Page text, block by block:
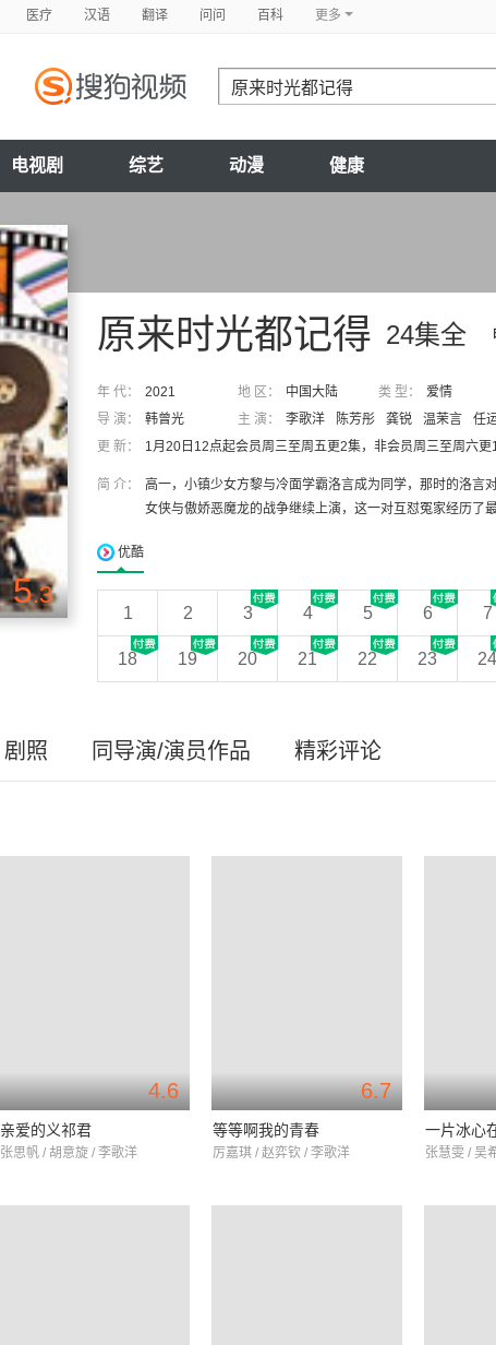
医疗 汉语 翻译 问问 百科 更多
电视剧 综艺 动漫 健康
5.3
24集全
原来时光都记得
年 代： 2021 地 区： 中国大陆 类 型：
爱情
导 演：
韩曾光 主 演： 李歌洋 陈芳彤 龚锐 温茉言
任
更 新：
1月20日12点起会员周三至周五更2集，非会员周三至周六
简 介：
高一，小镇少女方黎与冷面学霸洛言成为同学，那时的洛
女侠与傲娇恶魔龙的战争继续上演，这一对互怼冤家经历了
优酷
1 2 3 4 5 6 7
18 19 20 21 22 23 24
剧照 同导演/演员作品 精彩评论
4.6
亲爱的义祁君
张思帆 / 胡意旋 / 李歌洋
6.7
等等啊我的青春
厉嘉琪 / 赵弈钦 / 李歌洋
一片冰心
张慧雯 / 吴